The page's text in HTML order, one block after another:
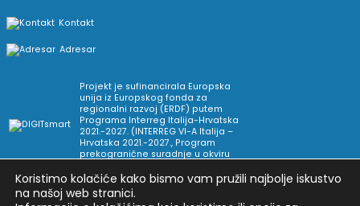
Kontakt
Adresar
Projekt je sufinancirala Europska
unija iz Europskog fonda za
regionalni razvoj (ERDF) putem
Programa Interreg Italija-Hrvatska
2021.-2027. (INTERREG VI-A Italija –
Hrvatska 2021.-2027., Program
prekogranične suradnje u okviru
Koristimo kolačiće kako bismo vam pružili najbolje iskustvo
na našoj web stranici.